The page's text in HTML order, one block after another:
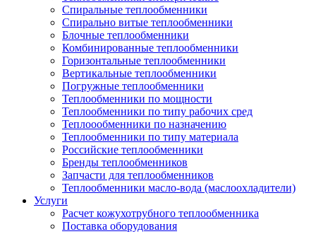
Спиральные теплообменники
Спирально витые теплообменники
Блочные теплообменники
Комбинированные теплообменники
Горизонтальные теплообменники
Вертикальные теплообменники
Погружные теплообменники
Теплообменники по мощности
Теплообменники по типу рабочих сред
Теплоообменники по назначению
Теплообменники по типу материала
Российские теплообменники
Бренды теплообменников
Запчасти для теплообменников
Теплообменники масло-вода (маслоохладители)
Услуги
Расчет кожухотрубного теплообменника
Поставка оборудования